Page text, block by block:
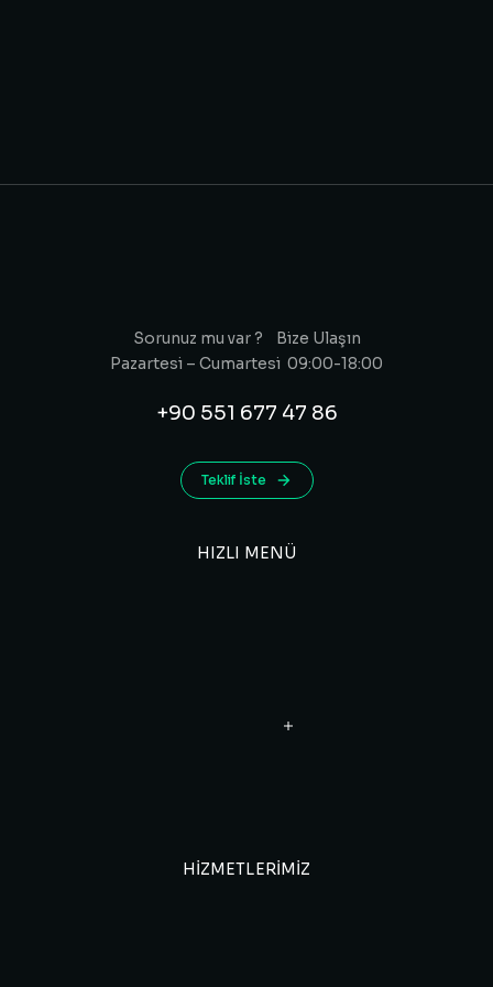
Sorunuz mu var ? Bize Ulaşın
Pazartesi – Cumartesi 09:00-18:00
+90 551 677 47 86
Teklif İste
HIZLI MENÜ
HIZMETLERIMIZ